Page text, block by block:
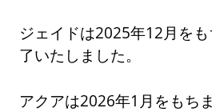
ジェイドは2025年12月を
了いたしました。
アクアは2026年1月をもち